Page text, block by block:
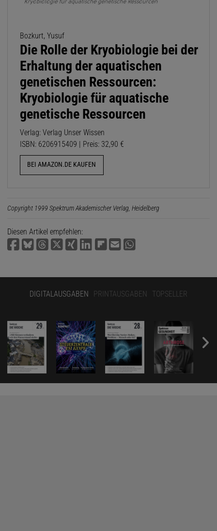
Bozkurt, Yusuf
Die Rolle der Kryobiologie bei der
Erhaltung der aquatischen
genetischen Ressourcen:
Kryobiologie für aquatische
genetische Ressourcen
Verlag: Verlag Unser Wissen
ISBN: 6206915409 | Preis: 32,90 €
BEI AMAZON.DE KAUFEN
Copyright 1999 Spektrum Akademischer Verlag, Heidelberg
Diesen Artikel empfehlen:
DIGITALAUSGABEN PRINTAUSGABEN TOPSELLER